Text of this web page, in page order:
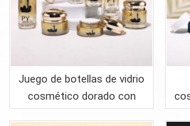
Juego de botellas de vidrio
cosmético dorado con
tapa esférica de aluminio.